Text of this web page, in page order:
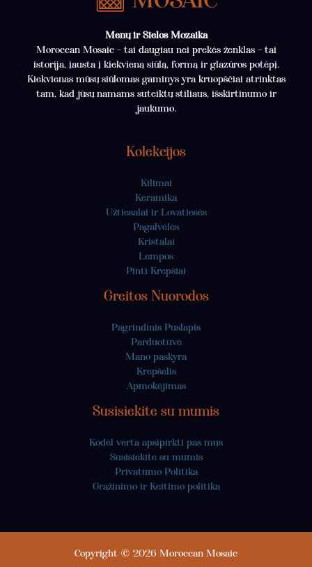
Menų ir Sielos Mozaika
Moroccan Mosaic – tai daugiau nei prekės ženklas – tai
istorija, įausta į kiekvieną siūlą, formą ir glazūros potėpį.
Kiekvienas mūsų siūlomas gaminys yra kruopščiai atrinktas
tam, kad jūsų namams suteiktų stiliaus, išskirtinumo ir
jaukumo.
Kolekcijos
Kilimai
Keramika
Užtiesalai ir Lovatiesės
Pagalvėlės
Kristalai
Lempos
Pinti Krepšiai
Greitos Nuorodos
Pagrindinis Puslapis
Parduotuvė
Mano paskyra
Krepšelis
Apmokėjimas
Susisiekite su mumis
Kodėl verta apsipirkti pas mus
Susisiekite su mumis
Privatumo Politika
Grąžinimo ir Keitimo politika
Copyright © 2026 Moroccan Mosaic